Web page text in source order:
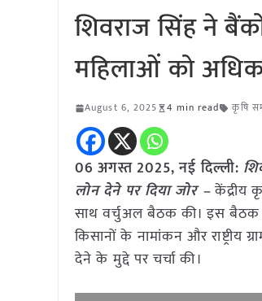
शिवराज सिंह ने
महिलाओं को अधिक
August 6, 2025 4 min read कृषि
06 अगस्त 2025, नई दिल्ली:
लोन देने पर दिया जोर –केंद्रीय
साथ वर्चुअल बैठक की। इस बैठक में
किसानों के नामांकन और
देने के मुद्दे पर चर्चा की।